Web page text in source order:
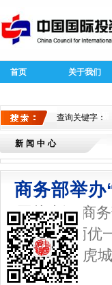
首页 关于我们
投资专题 资新趋势新
查询关键字：
新闻中心
商务部举办
图片来源:商
务部召开“两优
记、部长高虎
童...